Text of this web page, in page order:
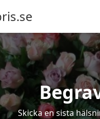
Skicka en sista